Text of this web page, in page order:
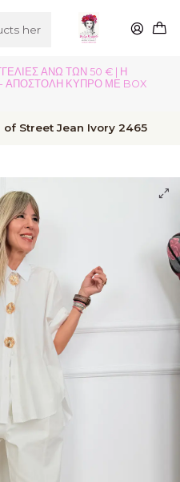
ΑΝΩ ΤΩΝ 50 € | Η
ΑΠΟΣΤΟΛΗ ΚΥΠΡΟ ΜΕ BOX
of Street Jean Ivory 2465